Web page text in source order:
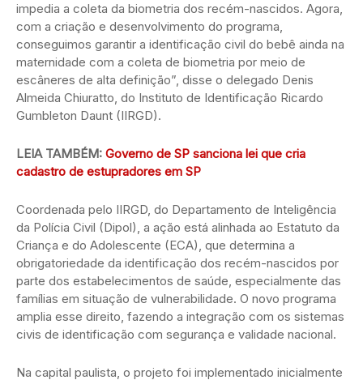
impedia a coleta da biometria dos recém-nascidos. Agora,
com a criação e desenvolvimento do programa,
conseguimos garantir a identificação civil do bebê ainda na
maternidade com a coleta de biometria por meio de
escâneres de alta definição”, disse o delegado Denis
Almeida Chiuratto, do Instituto de Identificação Ricardo
Gumbleton Daunt (IIRGD).
LEIA TAMBÉM: Governo de SP sanciona lei que cria
cadastro de estupradores em SP
Coordenada pelo IIRGD, do Departamento de Inteligência
da Polícia Civil (Dipol), a ação está alinhada ao Estatuto da
Criança e do Adolescente (ECA), que determina a
obrigatoriedade da identificação dos recém-nascidos por
parte dos estabelecimentos de saúde, especialmente das
famílias em situação de vulnerabilidade. O novo programa
amplia esse direito, fazendo a integração com os sistemas
civis de identificação com segurança e validade nacional.
Na capital paulista, o projeto foi implementado inicialmente